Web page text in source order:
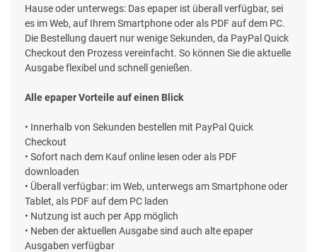
Hause oder unterwegs: Das epaper ist überall verfügbar, sei
es im Web, auf Ihrem Smartphone oder als PDF auf dem PC.
Die Bestellung dauert nur wenige Sekunden, da PayPal Quick
Checkout den Prozess vereinfacht. So können Sie die aktuelle
Ausgabe flexibel und schnell genießen.
Alle epaper Vorteile auf einen Blick
• Innerhalb von Sekunden bestellen mit PayPal Quick
Checkout
• Sofort nach dem Kauf online lesen oder als PDF
downloaden
• Überall verfügbar: im Web, unterwegs am Smartphone oder
Tablet, als PDF auf dem PC laden
• Nutzung ist auch per App möglich
• Neben der aktuellen Ausgabe sind auch alte epaper
Ausgaben verfügbar